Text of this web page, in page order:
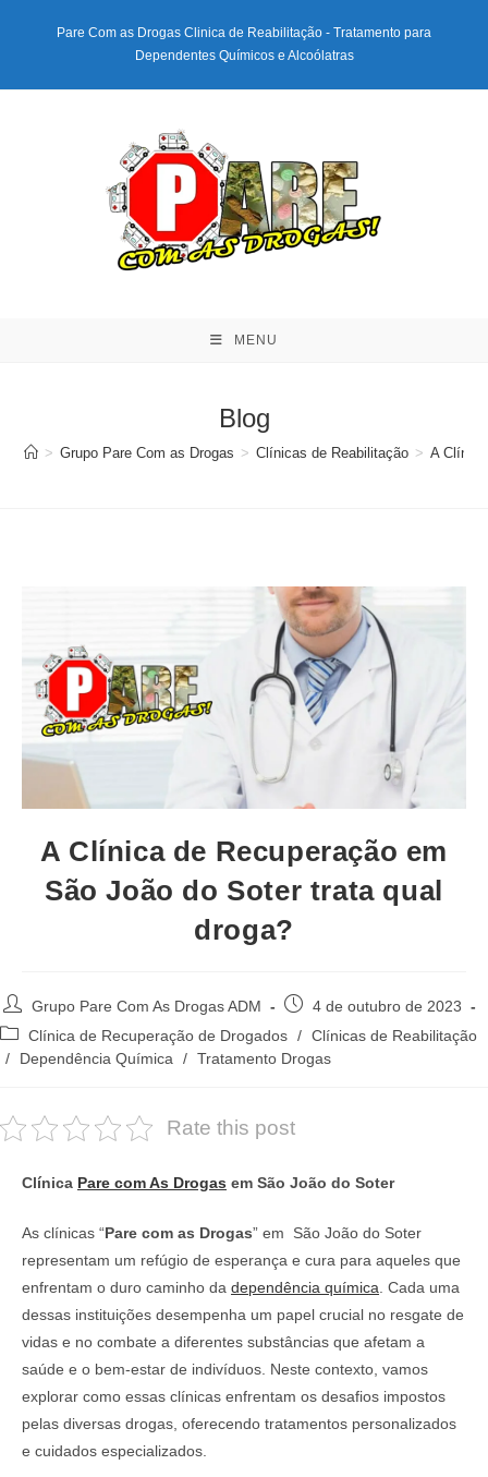
conteúdo
Pare Com as Drogas Clinica de Reabilitação - Tratamento para
Dependentes Químicos e Alcoólatras
MENU
Blog
> Grupo Pare Com as Drogas > Clínicas de Reabilitação > A
A Clínica de Recuperação em
São João do Soter trata qual
droga?
Autor
do
post:
Grupo Pare Com As Drogas ADM
Post
publicado:
4 de outubro de 2023
Categoria
do
Clínica de Recuperação de Drogados / Clínicas de Reabilitação
/
Dependência Química / Tratamento Drogas
Rate this post
Clínica Pare com As Drogas em São João do Soter
As clínicas “Pare com as Drogas” em São João do Soter
representam um refúgio de esperança e cura para aqueles que
enfrentam o duro caminho da dependência química . Cada uma
dessas instituições desempenha um papel crucial no resgate de
vidas e no combate a diferentes substâncias que afetam a
saúde e o bem-estar de indivíduos. Neste contexto, vamos
explorar como essas clínicas enfrentam os desafios impostos
pelas diversas drogas, oferecendo tratamentos personalizados
e cuidados especializados.